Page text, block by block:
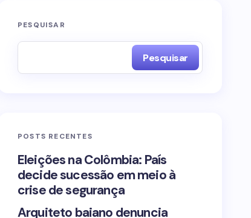
PESQUISAR
Pesquisar
POSTS RECENTES
Eleições na Colômbia: País
decide sucessão em meio à
crise de segurança
Arquiteto baiano denuncia